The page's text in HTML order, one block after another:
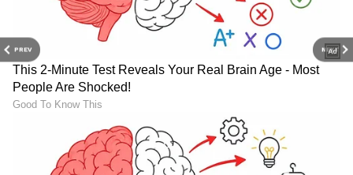
PREV NEXT